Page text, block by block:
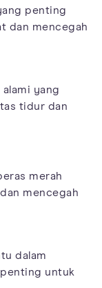
penting
dan mencegah
yang
tidur dan
merah
mencegah
dalam
untuk